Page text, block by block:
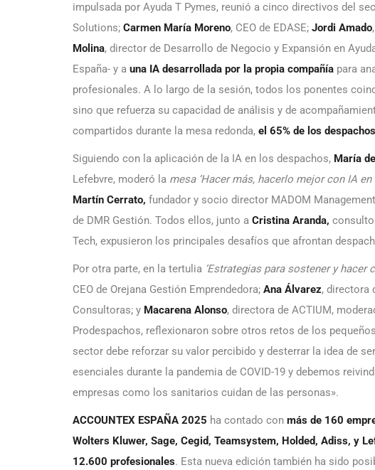
impulsada por Ayuda T Pymes, reunió a cinco directivos del
Solutions; Carmen María Moreno, CEO de EDASE; Jordi Amado
Molina, director de Desarrollo de Negocio y Expansión en
España- y a una IA desarrollada por la propia compañía para
profesionales. A lo largo de la sesión, todos los ponentes
sino que refuerza su capacidad de análisis y de
compartidos durante la mesa redonda, el 65% de los
Siguiendo con la aplicación de la IA en los despachos, María
Lefebvre, moderó la mesa ‘Hacer más, hacerlo mejor con IA en
Martín Cerrato, fundador y socio director MADOM
de DMR Gestión. Todos ellos, junto a Cristina Aranda,
Tech, expusieron los principales desafíos que afrontan
Por otra parte, en la tertulia ‘Estrategias para sostener y hacer
CEO de Orejana Gestión Emprendedora; Ana Álvarez, directora
Consultoras; y Macarena Alonso, directora de ACTIUM,
Prodespachos, reflexionaron sobre otros retos de los
sector debe reforzar su valor percibido y desterrar la idea de
esenciales durante la pandemia de COVID-19 y debemos
empresas como los sanitarios cuidan de las personas».
ACCOUNTEX ESPAÑA 2025 ha contado con más de 160
Wolters Kluwer, Sage, Cegid, Teamsystem, Holded, Adiss, y
12.600 profesionales. Esta nueva edición también ha sido